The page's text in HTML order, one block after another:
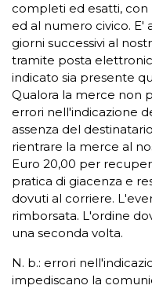
completi ed esatti, con
ed al numero civico. E'
giorni successivi al
tramite posta
indicato sia presente
Qualora la merce non
errori nell'indicazione
assenza del
rientrare la merce al
Euro 20,00 per
pratica di giacenza e
dovuti al corriere.
rimborsata. L'ordine
una seconda volta.
N. b.: errori
impediscano la